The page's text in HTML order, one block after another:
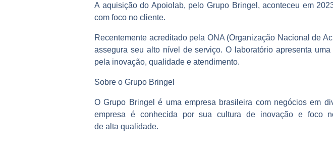
A aquisição do Apoiolab, pelo Grupo Bringel, aconteceu em
com foco no cliente.
Recentemente acreditado pela ONA (Organização Nacional de
assegura seu alto nível de serviço. O laboratório apresenta
pela inovação, qualidade e atendimento.
Sobre o Grupo Bringel
O Grupo Bringel é uma empresa brasileira com negócios em
empresa é conhecida por sua cultura de inovação e foco
de alta qualidade.